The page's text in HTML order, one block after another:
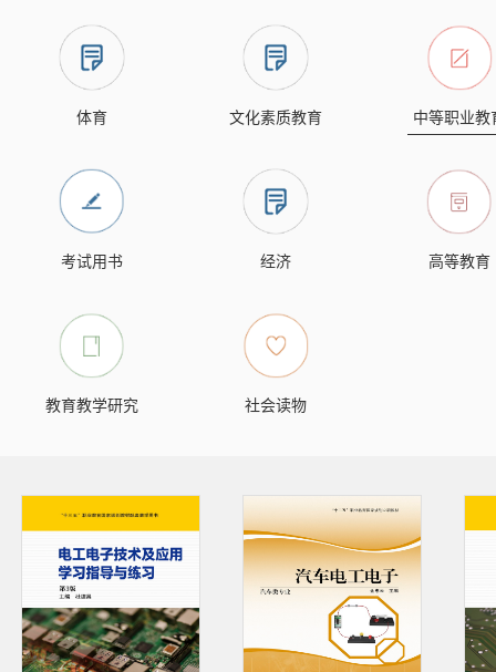
体育 文化素质教育 中等职业教
考试用书 经济 高等教育
教育教学研究 社会读物